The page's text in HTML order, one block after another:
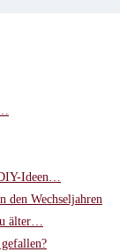
Ideen…
den Wechseljahren
älter…